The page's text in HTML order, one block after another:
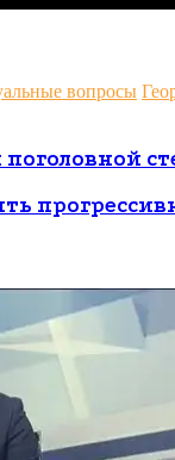
вопросы
поголовной